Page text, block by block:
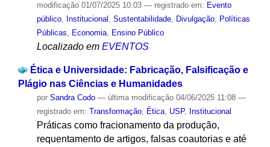
modificação01/07/2025 10:03 — registrado em: Evento
público, Institucional , Sustentabilidade, Divulgação, Políticas
Públicas, Economia, Ensino Público
Localizado em EVENTOS
Ética e Universidade: Fabricação, Falsificação e
Plágio nas Ciências e Humanidades
por Sandra Codo — última modificação04/06/2025 11:08 —
registrado em: Transformação, Ética, USP, Institucional
Práticas como fracionamento da produção,
requentamento de artigos, falsas coautorias e até